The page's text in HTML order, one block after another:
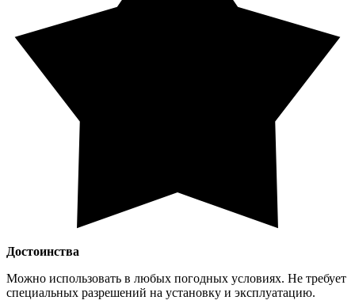
Достоинства
Можно использовать в любых погодных условиях. Не требует
специальных разрешений на установку и эксплуатацию.